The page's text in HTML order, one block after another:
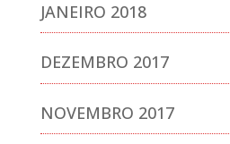
JANEIRO 2018
DEZEMBRO 2017
NOVEMBRO 2017